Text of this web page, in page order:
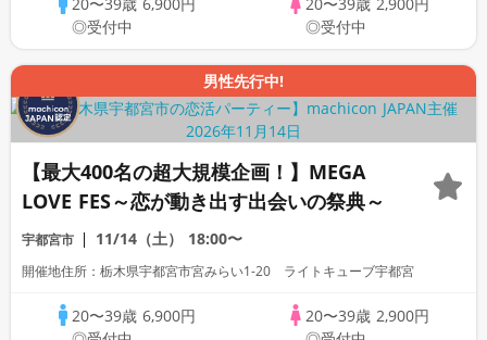
◎受付中
◎受付中
男性先行中!
【最大400名の超大規模企画！】MEGA
LOVE FES～恋が動き出す出会いの祭典～
宇都宮市 11/14（土） 18:00〜
開催地住所：栃木県宇都宮市宮みらい1-20 ライトキューブ宇都宮
20〜39歳 6,900円
20〜39歳 2,900円